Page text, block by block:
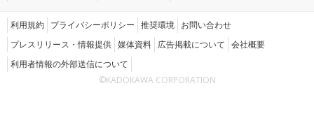
利用規約 プライバシーポリシー 推奨環境 お問い合わせ
プレスリリース・情報提供 媒体資料 広告掲載について 会社概要
利用者情報の外部送信について
©KADOKAWA CORPORATION